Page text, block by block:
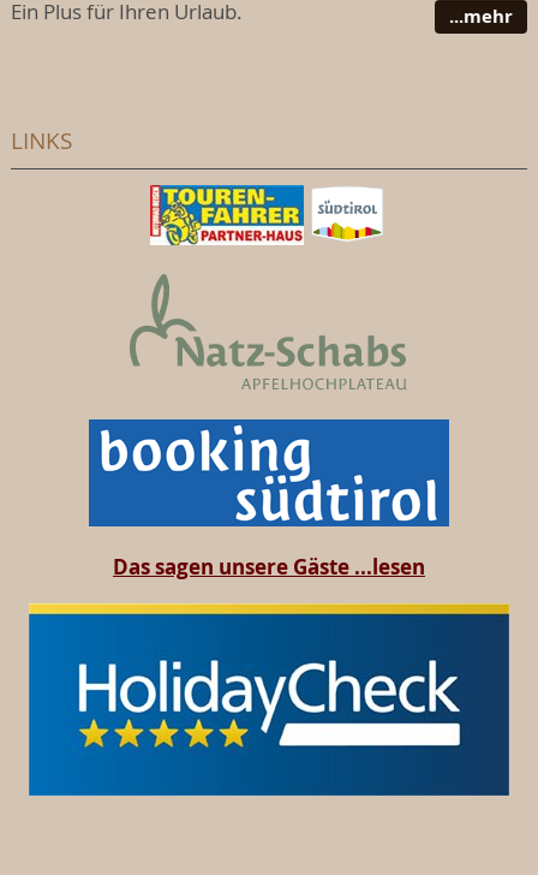
Ein Plus für Ihren Urlaub. ...mehr
LINKS
Das sagen unsere Gäste ...lesen